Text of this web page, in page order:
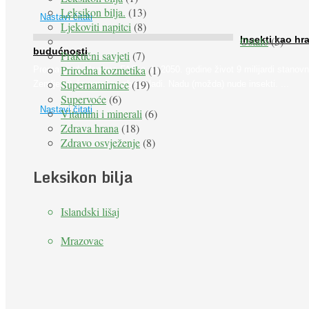
Nastavi čitati
Insekti kao
budućnosti
Prema predviđanjima FAO-a do 2050. godine život 9 milijardi
Zemlje bit će ugrožen zbog gladi. Nadu (možda) nude insekti. ...
Nastavi čitati
Leksikon bilja. (13)
Ljekoviti napitci (8)
Ostalo(5)
Praktični savjeti (7)
Prirodna kozmetika (1)
Supernamirnice(19)
Supervoće(6)
Vitamini i minerali (6)
Zdrava hrana (18)
Zdravo osvježenje(8)
Leksikon bilja
Islandski lišaj
Mrazovac